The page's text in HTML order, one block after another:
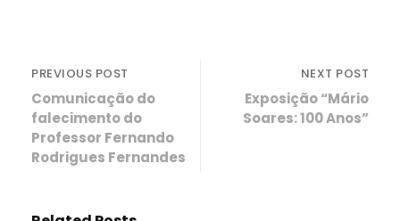
PREVIOUS POST
Comunicação do
falecimento do
Professor Fernando
Rodrigues Fernandes
NEXT POST
Exposição “Mário
Soares: 100 Anos”